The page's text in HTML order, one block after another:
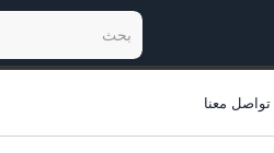
تواصل معنا